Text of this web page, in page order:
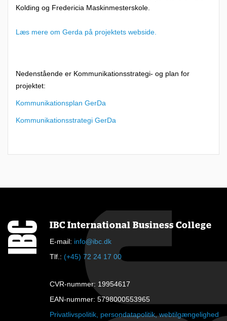
Kolding og Fredericia Maskinmesterskole.
Læs mere om Gerda på projektets webside.
Nedenstående er Kommunikationsstrategi- og plan for
projektet:
Kommunikationsplan GerDa
Kommunikationsstrategi GerDa
IBC International Business College
E-mail: info@ibc.dk
Tlf.: (+45) 72 24 17 00
CVR-nummer: 19954617
EAN-nummer: 5798000553965
Privatlivspolitik, persondatapolitik, webtilgængelighed